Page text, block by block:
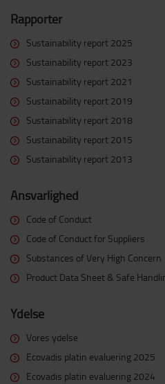
Rapporter
Sustainability report 2025
Sustainability report 2023
Sustainability report 2021
Sustainability report 2019
Sustainability report 2018
Sustainability report 2015
Sustainability report 2013
Ansvarlighed
Code of Conduct
Code of Conduct for Suppliers
Substances of Very High Concern
Product Data Sheet & Safe
Ydelse
Vores ydelse
Ecovadis platin evaluering 2025
Ecovadis platin evaluering 2024